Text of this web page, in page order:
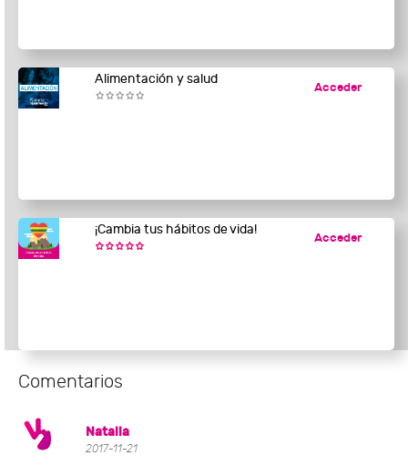
Alimentación y salud
Acceder
¡Cambia tus hábitos de vida!
Acceder
Comentarios
Natalia
2017-11-21